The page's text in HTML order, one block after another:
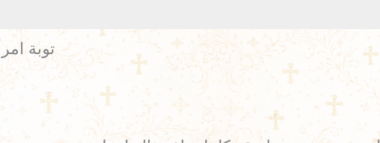
توبة